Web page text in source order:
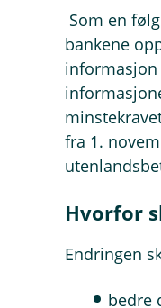
Som en
bankene
informasjon
fra 1.
Hvorfor
Endringen
bedre